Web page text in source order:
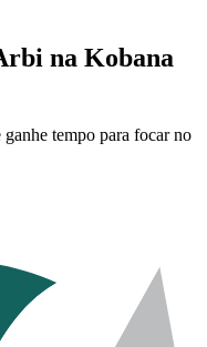
na Kobana
tempo para focar no